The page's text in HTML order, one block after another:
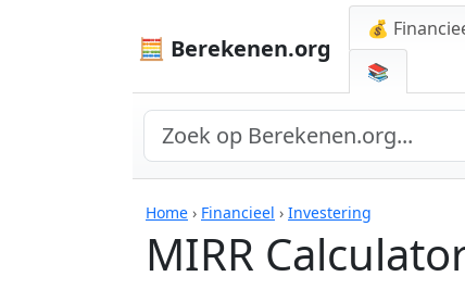
🧮 Berekenen.org
💰
📚
Home › Financieel › Investering
MIRR
Rekenmachines